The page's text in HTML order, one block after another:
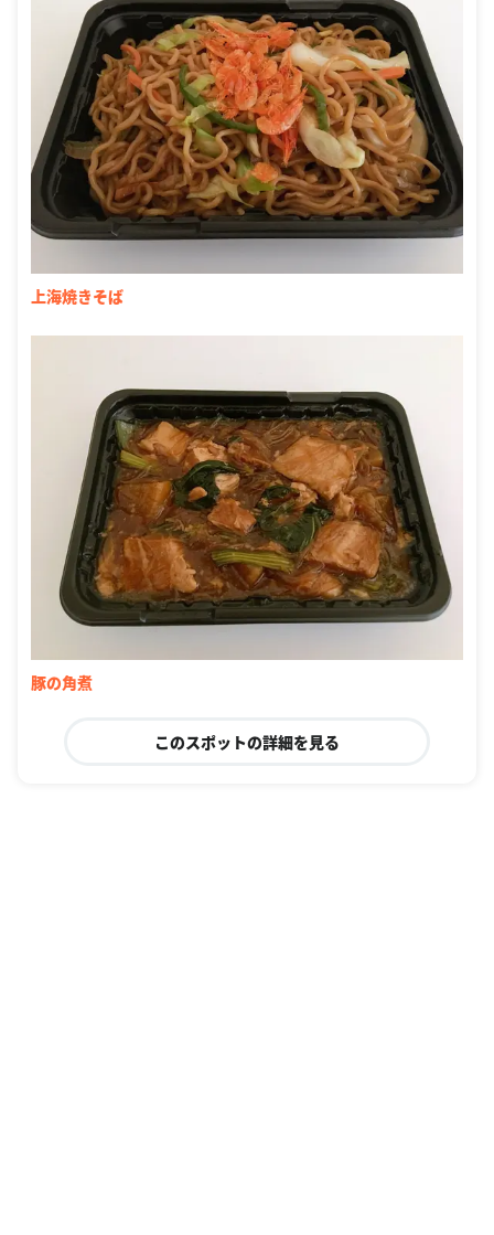
上海焼きそば
豚の角煮
このスポットの詳細を見る